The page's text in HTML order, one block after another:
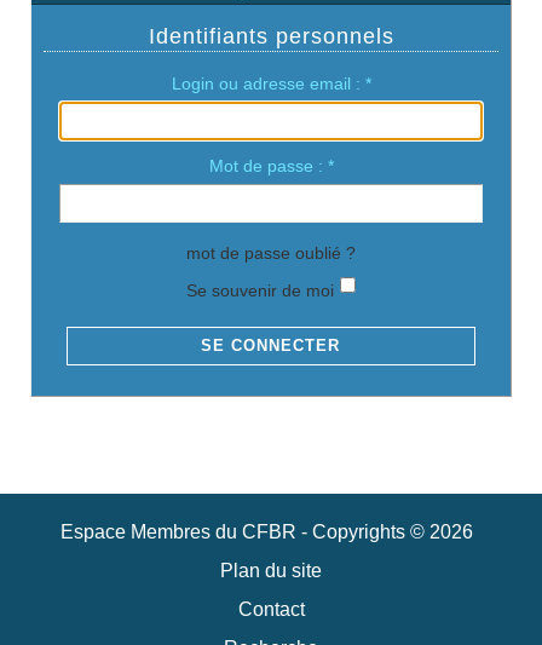
Identifiants personnels
Login ou adresse email : *
Mot de passe : *
mot de passe oublié ?
Se souvenir de moi
Espace Membres du CFBR - Copyrights © 2026
Plan du site
Contact